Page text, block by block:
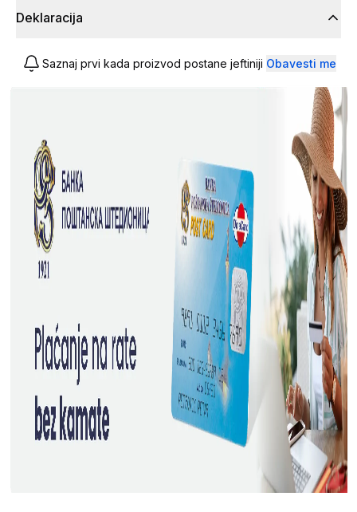
Deklaracija
Saznaj prvi kada proizvod postane jeftiniji Obavesti me